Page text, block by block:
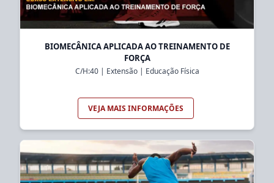
BIOMECÂNICA APLICADA AO TREINAMENTO DE
FORÇA
C/H:40| Extensão| Educação Física
VEJA MAIS INFORMAÇÕES